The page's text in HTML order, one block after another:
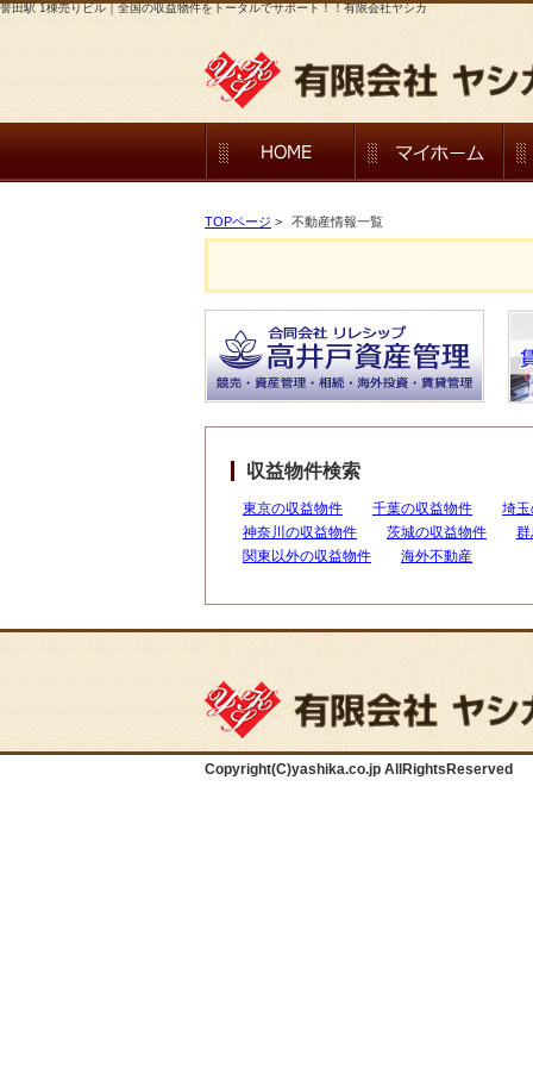
誉田駅 1棟売りビル｜全国の収益物件をトータルでサポート！！有限会社ヤシカ
TOPページ > 不動産情報一覧
収益物件検索
東京の収益物件 千葉の収益物件
埼
神奈川の収益物件
茨城の収益物件
関東以外の収益物件
海外不動産
Copyright(C)yashika.co.jp AllRightsReserved